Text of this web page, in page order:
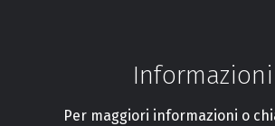
Informazioni
Per maggiori informazioni o